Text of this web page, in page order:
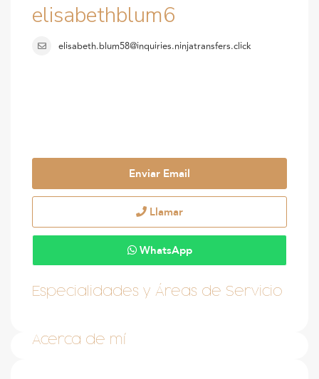
elisabethblum6
elisabeth.blum58@inquiries.ninjatransfers.click
Enviar Email
Llamar
WhatsApp
Especialidades y Áreas de Servicio
Acerca de mí